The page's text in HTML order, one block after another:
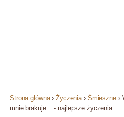
Strona główna › Życzenia › Śmieszne ›
mnie brakuje... - najlepsze życzenia